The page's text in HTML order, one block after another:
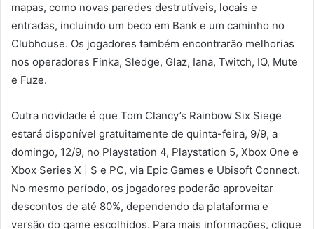
mapas, como novas paredes destrutíveis, locais e
entradas, incluindo um beco em Bank e um caminho no
Clubhouse. Os jogadores também encontrarão melhorias
nos operadores Finka, Sledge, Glaz, Iana, Twitch, IQ, Mute
e Fuze.
Outra novidade é que Tom Clancy’s Rainbow Six Siege
estará disponível gratuitamente de quinta-feira, 9/9, a
domingo, 12/9, no Playstation 4, Playstation 5, Xbox One e
Xbox Series X | S e PC, via Epic Games e Ubisoft Connect.
No mesmo período, os jogadores poderão aproveitar
descontos de até 80%, dependendo da plataforma e
versão do game escolhidos. Para mais informações, clique